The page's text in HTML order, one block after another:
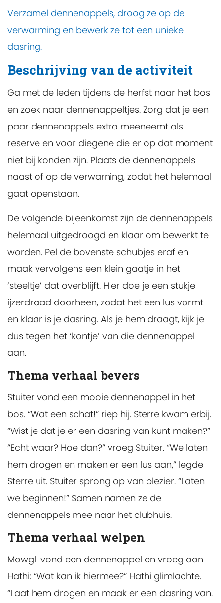
Verzamel dennenappels, droog ze op de
verwarming en bewerk ze tot een unieke
dasring.
Beschrijving van de activiteit
Ga met de leden tijdens de herfst naar het bos
en zoek naar dennenappeltjes. Zorg dat je een
paar dennenappels extra meeneemt als
reserve en voor diegene die er op dat moment
niet bij konden zijn. Plaats de dennenappels
naast of op de verwarning, zodat het helemaal
gaat openstaan.
De volgende bijeenkomst zijn de dennenappels
helemaal uitgedroogd en klaar om bewerkt te
worden. Pel de bovenste schubjes eraf en
maak vervolgens een klein gaatje in het
‘steeltje’ dat overblijft. Hier doe je een stukje
ijzerdraad doorheen, zodat het een lus vormt
en klaar is je dasring. Als je hem draagt, kijk je
dus tegen het ‘kontje’ van die dennenappel
aan.
Thema verhaal bevers
Stuiter vond een mooie dennenappel in het
bos. “Wat een schat!” riep hij. Sterre kwam erbij.
“Wist je dat je er een dasring van kunt maken?”
“Echt waar? Hoe dan?” vroeg Stuiter. “We laten
hem drogen en maken er een lus aan,” legde
Sterre uit. Stuiter sprong op van plezier. “Laten
we beginnen!” Samen namen ze de
dennenappels mee naar het clubhuis.
Thema verhaal welpen
Mowgli vond een dennenappel en vroeg aan
Hathi: “Wat kan ik hiermee?” Hathi glimlachte.
“Laat hem drogen en maak er een dasring van.